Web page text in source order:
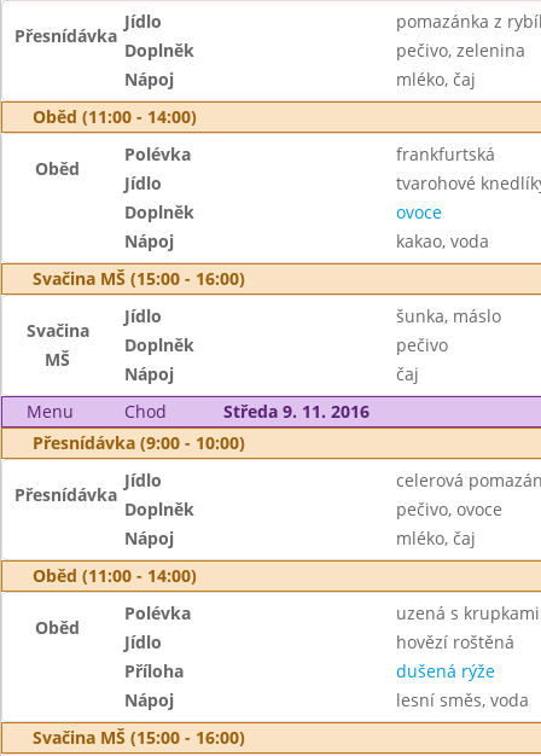
Přesnídávka
Jídlo
pomazánka z
Doplněk
pečivo, zelenina
Nápoj
mléko, čaj
Oběd (11:00 - 14:00)
Oběd
Polévka
frankfurtská
Jídlo
tvarohové
Doplněk
ovoce
Nápoj
kakao, voda
Svačina MŠ (15:00 - 16:00)
Svačina
MŠ
Jídlo
šunka, máslo
Doplněk
pečivo
Nápoj
čaj
Menu
Chod
Středa 9. 11. 2016
Přesnídávka (9:00 - 10:00)
Přesnídávka
Jídlo
celerová
Doplněk
pečivo, ovoce
Nápoj
mléko, čaj
Oběd (11:00 - 14:00)
Oběd
Polévka
uzená s krupkami
Jídlo
hovězí roštěná
Příloha
dušená rýže
Nápoj
lesní směs, voda
Svačina MŠ (15:00 - 16:00)